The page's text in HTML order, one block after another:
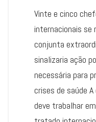
Vinte e cinco
internacionais se
conjunta
sinalizaria ação
necessária para
crises de saúde
deve trabalhar